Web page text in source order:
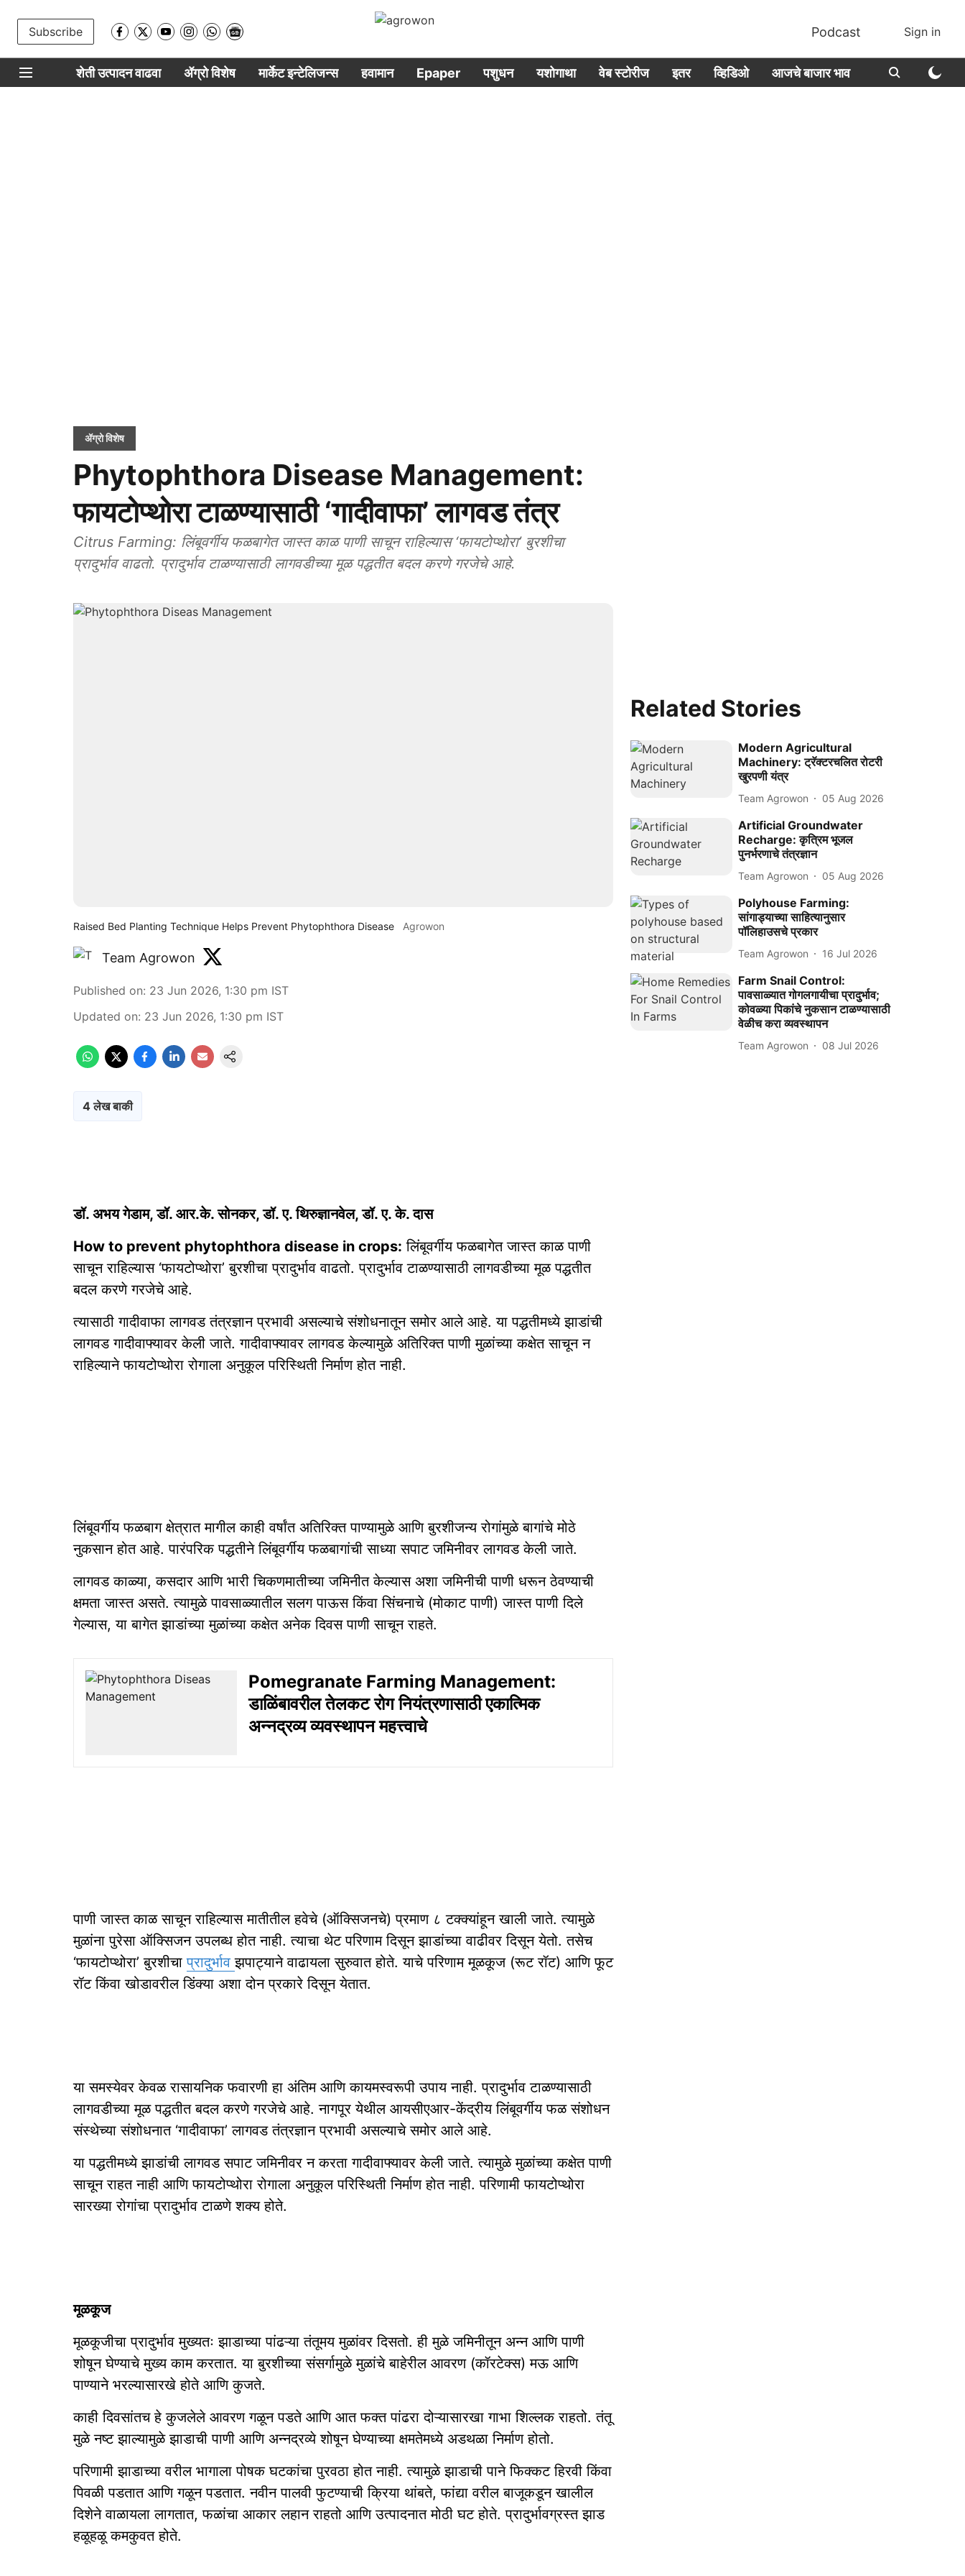
Subscribe Podcast Sign in
शेती उत्पादन वाढवा ॲग्रो विशेष मार्केट इन्टेलिजन्स हवामान Epaper पशुधन यशोगाथा वेब स्टोरीज इतर व्हिडिओ आजचे बाजार भाव
ॲग्रो विशेष
Phytophthora Disease Management:
फायटोप्थोरा टाळण्यासाठी ‘गादीवाफा’ लागवड तंत्र
Citrus Farming: लिंबूवर्गीय फळबागेत जास्त काळ पाणी साचून राहिल्यास ‘फायटोप्थोरा’ बुरशीचा
प्रादुर्भाव वाढतो. प्रादुर्भाव टाळण्यासाठी लागवडीच्या मूळ पद्धतीत बदल करणे गरजेचे आहे.
Raised Bed Planting Technique Helps Prevent Phytophthora Disease Agrowon
Team Agrowon
Published on: 23 Jun 2026, 1:30 pm IST
Updated on: 23 Jun 2026, 1:30 pm IST
4 लेख बाकी
डॉ. अभय गेडाम, डॉ. आर.के. सोनकर, डॉ. ए. थिरुज्ञानवेल, डॉ. ए. के. दास
How to prevent phytophthora disease in crops: लिंबूवर्गीय फळबागेत जास्त काळ पाणी
साचून राहिल्यास ‘फायटोप्थोरा’ बुरशीचा प्रादुर्भाव वाढतो. प्रादुर्भाव टाळण्यासाठी लागवडीच्या मूळ पद्धतीत
बदल करणे गरजेचे आहे.
त्यासाठी गादीवाफा लागवड तंत्रज्ञान प्रभावी असल्याचे संशोधनातून समोर आले आहे. या पद्धतीमध्ये झाडांची
लागवड गादीवाफ्यावर केली जाते. गादीवाफ्यावर लागवड केल्यामुळे अतिरिक्त पाणी मुळांच्या कक्षेत साचून न
राहिल्याने फायटोप्थोरा रोगाला अनुकूल परिस्थिती निर्माण होत नाही.
लिंबूवर्गीय फळबाग क्षेत्रात मागील काही वर्षांत अतिरिक्त पाण्यामुळे आणि बुरशीजन्य रोगांमुळे बागांचे मोठे
नुकसान होत आहे. पारंपरिक पद्धतीने लिंबूवर्गीय फळबागांची साध्या सपाट जमिनीवर लागवड केली जाते.
लागवड काळ्या, कसदार आणि भारी चिकणमातीच्या जमिनीत केल्यास अशा जमिनीची पाणी धरून ठेवण्याची
क्षमता जास्त असते. त्यामुळे पावसाळ्यातील सलग पाऊस किंवा सिंचनाचे (मोकाट पाणी) जास्त पाणी दिले
गेल्यास, या बागेत झाडांच्या मुळांच्या कक्षेत अनेक दिवस पाणी साचून राहते.
Pomegranate Farming Management:
डाळिंबावरील तेलकट रोग नियंत्रणासाठी एकात्मिक
अन्नद्रव्य व्यवस्थापन महत्त्वाचे
पाणी जास्त काळ साचून राहिल्यास मातीतील हवेचे (ऑक्सिजनचे) प्रमाण ८ टक्क्यांहून खाली जाते. त्यामुळे
मुळांना पुरेसा ऑक्सिजन उपलब्ध होत नाही. त्याचा थेट परिणाम दिसून झाडांच्या वाढीवर दिसून येतो. तसेच
‘फायटोप्थोरा’ बुरशीचाप्रादुर्भावझपाट्याने वाढायला सुरुवात होते. याचे परिणाम मूळकूज (रूट रॉट) आणि फूट
रॉट किंवा खोडावरील डिंक्या अशा दोन प्रकारे दिसून येतात.
या समस्येवर केवळ रासायनिक फवारणी हा अंतिम आणि कायमस्वरूपी उपाय नाही. प्रादुर्भाव टाळण्यासाठी
लागवडीच्या मूळ पद्धतीत बदल करणे गरजेचे आहे. नागपूर येथील आयसीएआर-केंद्रीय लिंबूवर्गीय फळ संशोधन
संस्थेच्या संशोधनात ‘गादीवाफा’ लागवड तंत्रज्ञान प्रभावी असल्याचे समोर आले आहे.
या पद्धतीमध्ये झाडांची लागवड सपाट जमिनीवर न करता गादीवाफ्यावर केली जाते. त्यामुळे मुळांच्या कक्षेत पाणी
साचून राहत नाही आणि फायटोप्थोरा रोगाला अनुकूल परिस्थिती निर्माण होत नाही. परिणामी फायटोप्थोरा
सारख्या रोगांचा प्रादुर्भाव टाळणे शक्य होते.
मूळकूज
मूळकूजीचा प्रादुर्भाव मुख्यतः झाडाच्या पांढऱ्या तंतूमय मुळांवर दिसतो. ही मुळे जमिनीतून अन्न आणि पाणी
शोषून घेण्याचे मुख्य काम करतात. या बुरशीच्या संसर्गामुळे मुळांचे बाहेरील आवरण (कॉरटेक्स) मऊ आणि
पाण्याने भरल्यासारखे होते आणि कुजते.
काही दिवसांतच हे कुजलेले आवरण गळून पडते आणि आत फक्त पांढरा दोऱ्यासारखा गाभा शिल्लक राहतो. तंतू
मुळे नष्ट झाल्यामुळे झाडाची पाणी आणि अन्नद्रव्ये शोषून घेण्याच्या क्षमतेमध्ये अडथळा निर्माण होतो.
परिणामी झाडाच्या वरील भागाला पोषक घटकांचा पुरवठा होत नाही. त्यामुळे झाडाची पाने फिक्कट हिरवी किंवा
पिवळी पडतात आणि गळून पडतात. नवीन पालवी फुटण्याची क्रिया थांबते, फांद्या वरील बाजूकडून खालील
दिशेने वाळायला लागतात, फळांचा आकार लहान राहतो आणि उत्पादनात मोठी घट होते. प्रादुर्भावग्रस्त झाड
हळूहळू कमकुवत होते.
Related Stories
Modern Agricultural
Machinery: ट्रॅक्टरचलित रोटरी
खुरपणी यंत्र
Team Agrowon 05 Aug 2026
Artificial Groundwater
Recharge: कृत्रिम भूजल
पुनर्भरणाचे तंत्रज्ञान
Team Agrowon 05 Aug 2026
Polyhouse Farming:
सांगाड्याच्या साहित्यानुसार
पॉलिहाउसचे प्रकार
Team Agrowon 16 Jul 2026
Farm Snail Control:
पावसाळ्यात गोगलगायीचा प्रादुर्भाव;
कोवळ्या पिकांचे नुकसान टाळण्यासाठी
वेळीच करा व्यवस्थापन
Team Agrowon 08 Jul 2026